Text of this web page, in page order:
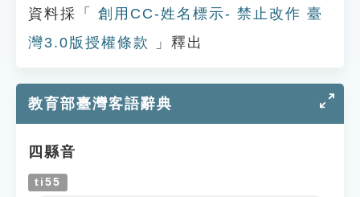
資料採「
創用CC-姓名標示- 禁止改作 臺
灣3.0版授權條款
」釋出
教育部臺灣客語辭典
四縣音
ti55